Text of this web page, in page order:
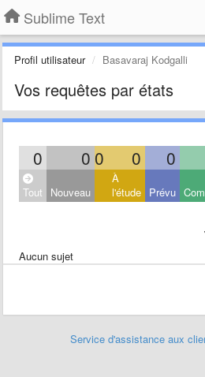
Sublime Text
Profil utilisateur Basavaraj Kodgalli
Vos requêtes par états
0 0 0 0 0
Tout Nouveau
À
l'étude Prévu
Aucun sujet
Service d'assistance aux